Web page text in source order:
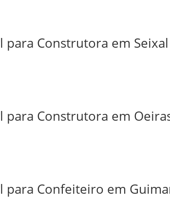
Construtora em Seixal
para Construtora em
para Confeiteiro em